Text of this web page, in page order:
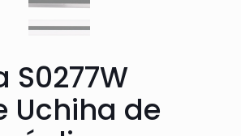
S0277W
Uchiha de